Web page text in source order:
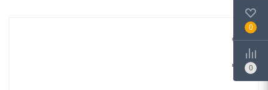
0
0